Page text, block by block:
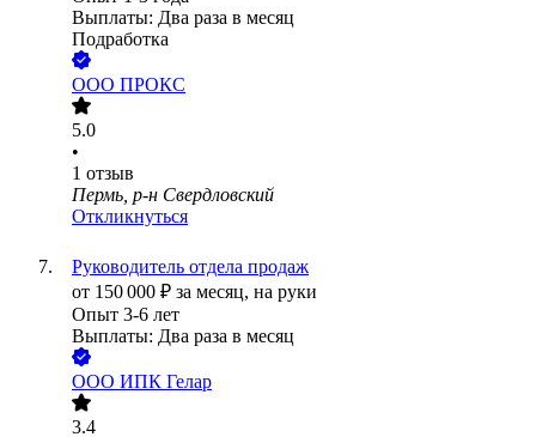
Выплаты: Два раза в месяц
Подработка
ООО ПРОКС
5.0
•
1 отзыв
Пермь, р-н Свердловский
Откликнуться
Руководитель отдела продаж
от 150 000 ₽ за месяц, на руки
Опыт 3-6 лет
Выплаты: Два раза в месяц
ООО ИПК Гелар
3.4